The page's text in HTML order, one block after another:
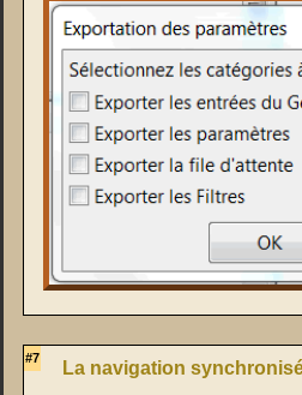
#7 La navigation